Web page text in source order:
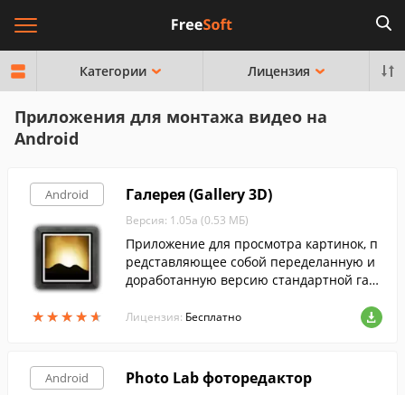
Категории Лицензия
Приложения для монтажа видео на
Android
Android
★★★★★
★★★★★
Галерея (Gallery 3D)
Версия: 1.05a (0.53 МБ)
Приложение для просмотра картинок, п
редставляющее собой переделанную и
доработанную версию стандартной гал
Лицензия: Бесплатно
Android Photo Lab фоторедактор